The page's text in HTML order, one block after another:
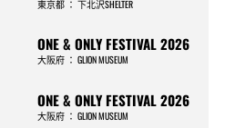
東京都 ：下北沢SHELTER
ONE & ONLY FESTIVAL 2026
大阪府 ：GLION MUSEUM
ONE & ONLY FESTIVAL 2026
大阪府 ：GLION MUSEUM